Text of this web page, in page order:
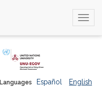
Languages Español English